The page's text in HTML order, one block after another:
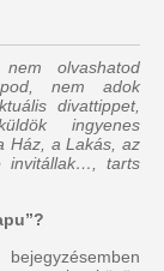
olvashatod
nem adok
divattippet,
ingyenes
Ház, a Lakás, az
invitállak…, tarts